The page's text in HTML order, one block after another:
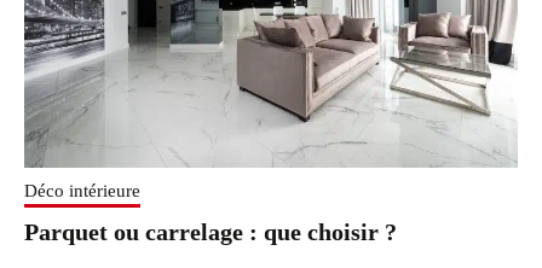
Déco intérieure
Parquet ou carrelage : que choisir ?